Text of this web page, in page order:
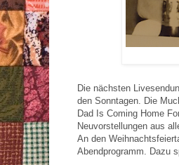
Die nächsten
den Sonntagen. Die
Dad Is Coming Home
Neuvorstellungen aus
An den
Abendprogramm. Dazu